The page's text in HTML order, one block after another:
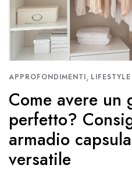
APPROFONDIMENTI, LIFESTYLE
Come avere un
perfetto?
armadio
versatile